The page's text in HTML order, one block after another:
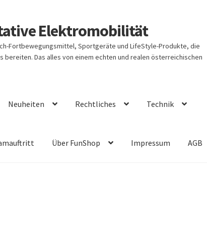
Elektromobilität
Fortbewegungsmittel, Sportgeräte und LifeStyle-Produkte, die
bereiten. Das alles von einem echten und realen österreichischen
Neuheiten Rechtliches Technik
Über FunShop Impressum AGB